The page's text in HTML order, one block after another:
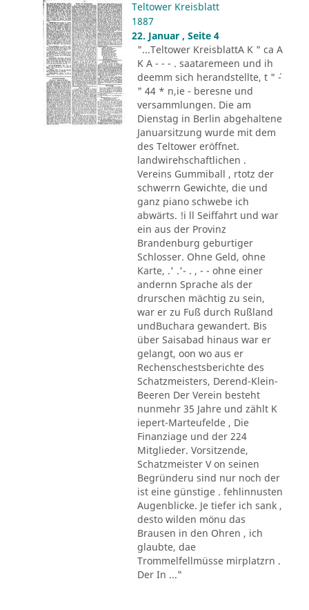
Teltower Kreisblatt
1887
22. Januar , Seite 4
"...Teltower KreisblattA K " ca A
K A - - - . saataremeen und ih
deemm sich herandstellte, t " ´-
" 44 * n,ie - beresne und
versammlungen. Die am
Dienstag in Berlin abgehaltene
Januarsitzung wurde mit dem
des Teltower eröffnet.
landwirehschaftlichen .
Vereins Gummiball , rtotz der
schwerrn Gewichte, die und
ganz piano schwebe ich
abwärts. !i ll Seiffahrt und war
ein aus der Provinz
Brandenburg geburtiger
Schlosser. Ohne Geld, ohne
Karte, .' .'- . , - - ohne einer
andernn Sprache als der
drurschen mächtig zu sein,
war er zu Fuß durch Rußland
undBuchara gewandert. Bis
über Saisabad hinaus war er
gelangt, oon wo aus er
Rechenschestsberichte des
Schatzmeisters, Derend-Klein-
Beeren Der Verein besteht
nunmehr 35 Jahre und zählt K
iepert-Marteufelde , Die
Finanziage und der 224
Mitglieder. Vorsitzende,
Schatzmeister V on seinen
Begründeru sind nur noch der
ist eine günstige . fehlinnusten
Augenblicke. Je tiefer ich sank ,
desto wilden mönu das
Brausen in den Ohren , ich
glaubte, dae
Trommelfellmüsse mirplatzrn .
Der In ..."